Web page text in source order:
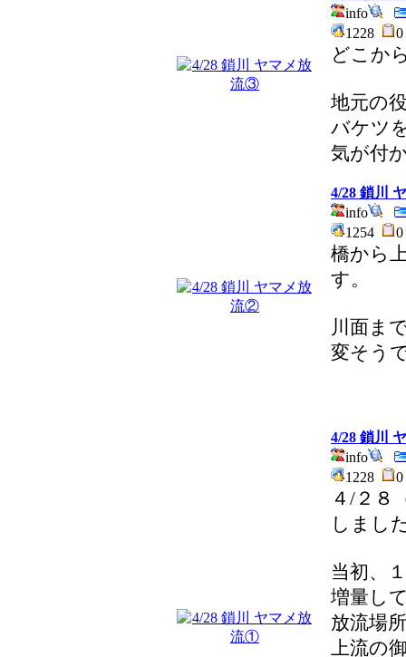
info
1228
どこか
地元の
バケツ
気が付
4/28 鎖川
info
1254
橋から
す。
川面ま
変そう
4/28 鎖川
info
1228
４/２８
しまし
当初、
増量し
放流場
上流の